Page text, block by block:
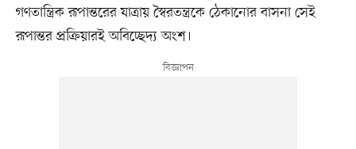
গণতান্ত্রিক রূপান্তরের যাত্রায় স্বৈরতন্ত্রকে ঠেকানোর বাসনা সেই
রূপান্তর প্রক্রিয়ারই অবিচ্ছেদ্য অংশ।